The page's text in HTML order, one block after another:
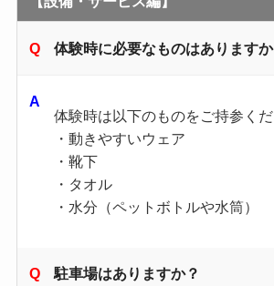
体験時に必要なものはありますか
体験時は以下のものをご持参くだ
・動きやすいウェア
・靴下
・タオル
・水分（ペットボトルや水筒）
駐車場はありますか？